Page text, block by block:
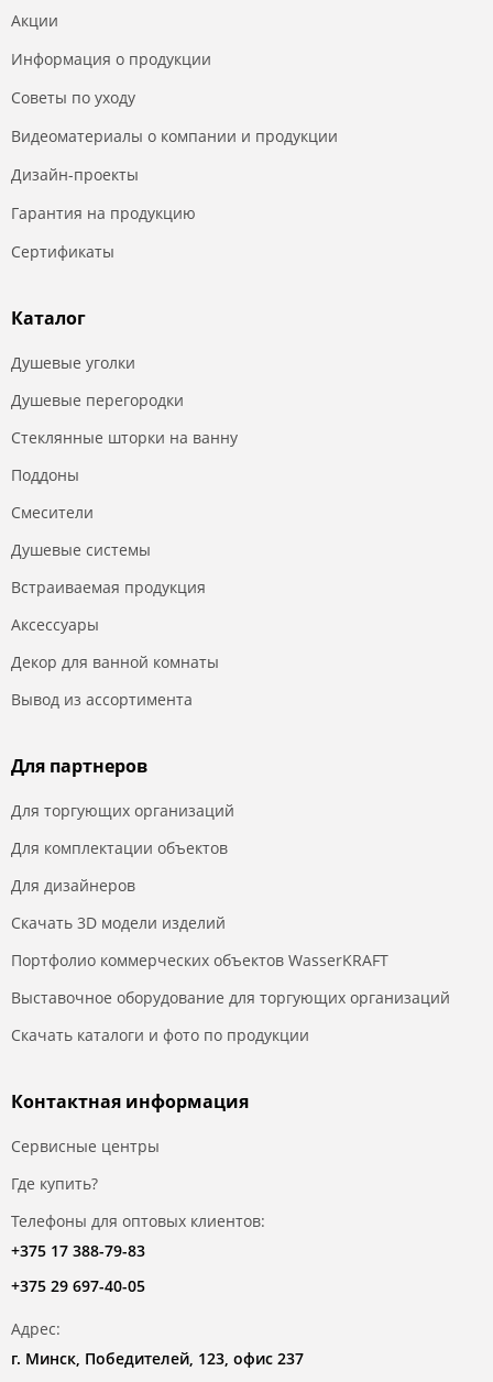
Акции
Информация о продукции
Советы по уходу
Видеоматериалы о компании и продукции
Дизайн-проекты
Гарантия на продукцию
Сертификаты
Каталог
Душевые уголки
Душевые перегородки
Стеклянные шторки на ванну
Поддоны
Смесители
Душевые системы
Встраиваемая продукция
Аксессуары
Декор для ванной комнаты
Вывод из ассортимента
Для партнеров
Для торгующих организаций
Для комплектации объектов
Для дизайнеров
Скачать 3D модели изделий
Портфолио коммерческих объектов WasserKRAFT
Выставочное оборудование для торгующих организаций
Скачать каталоги и фото по продукции
Контактная информация
Сервисные центры
Где купить?
Телефоны для оптовых клиентов:
+375 17 388-79-83
+375 29 697-40-05
Адрес:
г. Минск, Победителей, 123, офис 237